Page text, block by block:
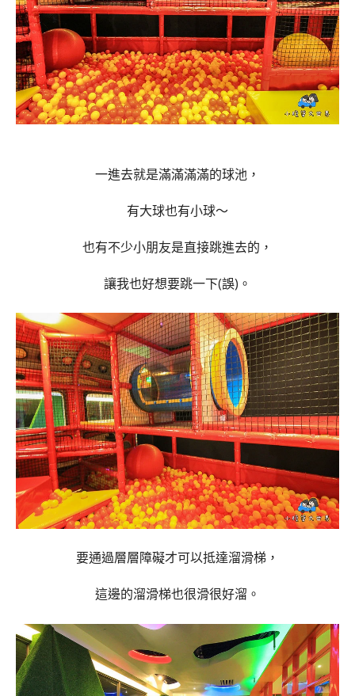
一進去就是滿滿滿滿的球池，
有大球也有小球～
也有不少小朋友是直接跳進去的，
讓我也好想要跳一下(誤)。
要通過層層障礙才可以抵達溜滑梯，
這邊的溜滑梯也很滑很好溜。